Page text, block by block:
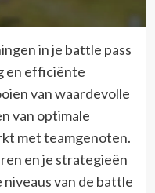
in je battle pass
en efficiënte
van waardevolle
van optimale
met teamgenoten.
en je strategieën
niveaus van de battle